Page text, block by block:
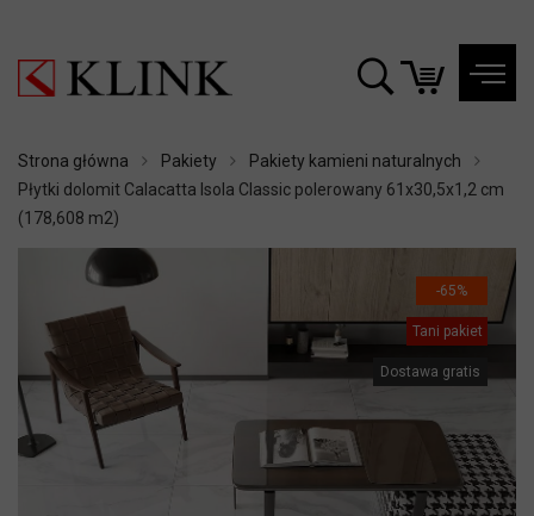
Strona główna Pakiety
Pakiety kamieni naturalnych
Płytki dolomit Calacatta Isola Classic polerowany 61x30,5x1,2 cm
(178,608 m2)
-65%
Tani pakiet
Dostawa gratis